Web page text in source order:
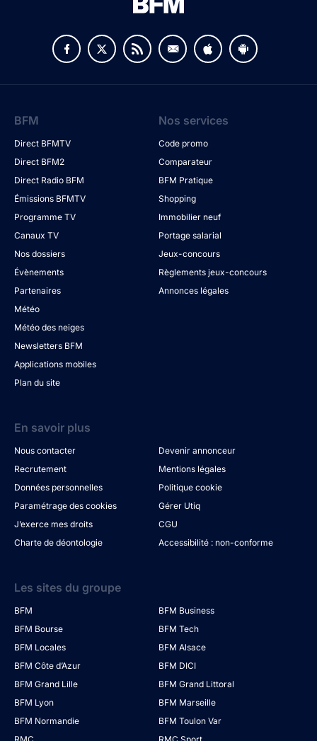
BFM
Direct BFMTV
Direct BFM2
Direct Radio BFM
Émissions BFMTV
Programme TV
Canaux TV
Nos dossiers
Évènements
Partenaires
Météo
Météo des neiges
Newsletters BFM
Applications mobiles
Plan du site
Nos services
Code promo
Comparateur
BFM Pratique
Shopping
Immobilier neuf
Portage salarial
Jeux-concours
Règlements jeux-concours
Annonces légales
En savoir plus
Nous contacter
Devenir annonceur
Recrutement
Mentions légales
Données personnelles
Politique cookie
Paramétrage des cookies
Gérer Utiq
J’exerce mes droits
CGU
Charte de déontologie
Accessibilité : non-conforme
Les sites du groupe
BFM
BFM Business
BFM Bourse
BFM Tech
BFM Locales
BFM Alsace
BFM Côte d’Azur
BFM DICI
BFM Grand Lille
BFM Grand Littoral
BFM Lyon
BFM Marseille
BFM Normandie
BFM Toulon Var